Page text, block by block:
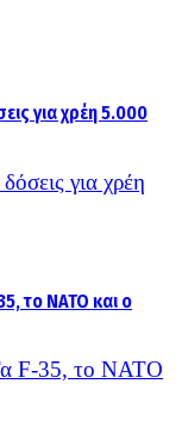
για χρέη
F-35, το ΝΑΤΟ